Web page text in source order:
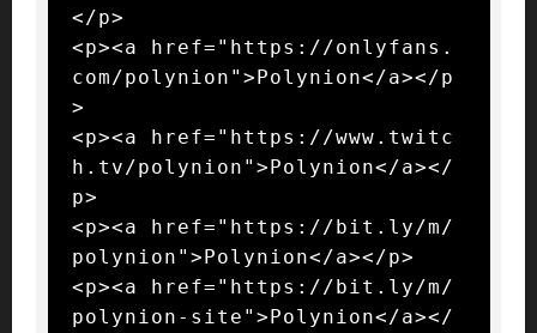
</p>
<p><a href="https://onlyfans.
com/polynion">Polynion</a></p
>
<p><a href="https://www.twitc
h.tv/polynion">Polynion</a></
p>
<p><a href="https://bit.ly/m/
polynion">Polynion</a></p>
<p><a href="https://bit.ly/m/
polynion-site">Polynion</a></